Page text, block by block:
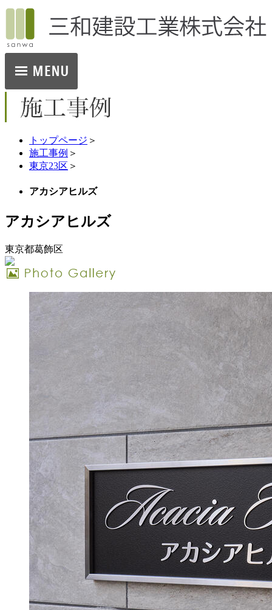
トップページ ＞
施工事例 ＞
東京23区 ＞
アカシアヒルズ
アカシアヒルズ
東京都葛飾区